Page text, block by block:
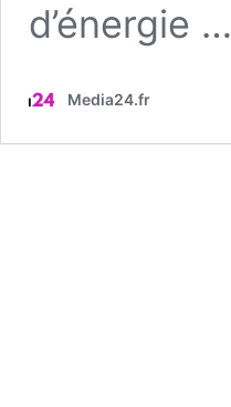
d’énergie …
Media24.fr